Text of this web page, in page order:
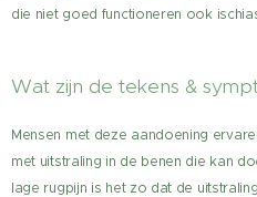
die niet goed functioneren ook
Wat zijn de tekens &
Mensen met deze aandoening
met uitstraling in de benen die kan
lage rugpijn is het zo dat de